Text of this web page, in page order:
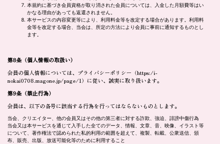
本規約に基づき会員資格が取り消された会員については、入金した月額費等はい
かなる理由があっても返還されません。
本サービスの内容変更等により、利用料金等を改定する場合があります。利用料
金等を改定する場合、当会は、所定の方法により会員に事前に通知するものとし
ます。
第8条 （個人情報の取扱い）
会員の個人情報については、プライバシーポリシー（https:/i-
nokai0708.magone.jp/page/1）に従い、誠実に取り扱います。
第9条 （禁止行為）
会員は、以下の各号に該当する行為を行ってはならないものとします。
当会、クリエイター、他の会員又はその他の第三者に対する詐欺、強迫、誹謗中傷行為
当会又は本サービスを通じて入手した全てのデータ、情報、文章、音、映像、イラスト等
について、著作権法で認められた私的利用の範囲を超えて、複製、転載、公衆送信、頒
布、販売、出版、放送可能化等のために利用すること